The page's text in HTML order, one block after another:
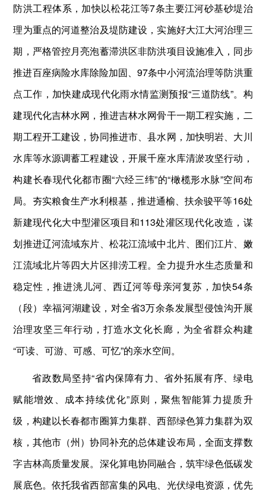
防洪工程体系，加快以松花江等7条主要江河砂基砂堤治
理为重点的河道整治及堤防建设，实施好大江大河治理三
期，严格管控月亮泡蓄滞洪区非防洪项目设施准入，同步
推进百座病险水库除险加固、97条中小河流治理等防洪重
点工作，加快建成现代化雨水情监测预报“三道防线”。构
建现代化吉林水网，推进吉林水网骨干一期工程实施，二
期工程开工建设，协同推进市、县水网，加快明岩、大川
水库等水源调蓄工程建设，开展千座水库清淤攻坚行动，
构建长春现代化都市圈“六经三纬”的“橄榄形水脉”空间布
局。夯实粮食生产水利根基，推进通榆、扶余骏平等16处
新建现代化大中型灌区项目和113处灌区现代化改造，谋
划推进辽河流域东片、松花江流域中北片、图们江片、嫩
江流域北片等四大片区排涝工程。全力提升水生态质量和
稳定性，推进洮儿河、西辽河等母亲河复苏，加快54条
（段）幸福河湖建设，对全省3万余条发展型侵蚀沟开展
治理攻坚三年行动，打造水文化长廊，为全省群众构建
“可读、可游、可感、可忆”的亲水空间。
省政数局坚持“省内保障有力、省外拓展有序、绿电
赋能增效、成本持续优化”原则，聚焦智能算力提质升
级，构建以长春都市圈算力集群、西部绿色算力集群为双
核，其他市（州）协同补充的总体建设布局，全面支撑数
字吉林高质量发展。深化算电协同融合，筑牢绿色低碳发
展底色。依托我省西部富集的风电、光伏绿电资源，优先